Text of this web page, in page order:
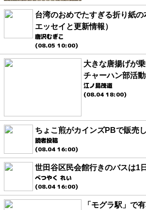
台湾のおめでたすぎる折り紙の
エッセイと更新情報）
唐沢むぎこ
(08.05 10:00)
大きな唐揚げが
チャーハン部活動
江ノ島茂道
(08.04 18:00)
ちょこ煎がカインズPBで販売
読者投稿
(08.04 16:00)
世田谷区民会館行きのバスは1
べつやく れい
(08.04 16:00)
「モグラ駅」で